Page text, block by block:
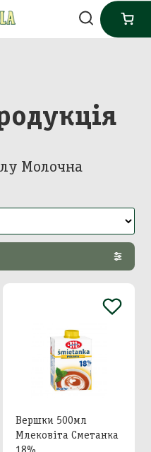
Молочна
Вершки 500мл
Млековіта Сметанка
18%